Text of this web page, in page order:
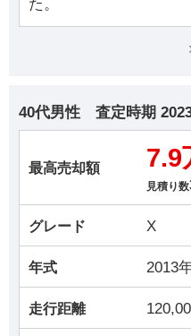
た。
40代男性 査定時期
最高売却額 7.9
見積り数
グレード X
年式 2013
走行距離